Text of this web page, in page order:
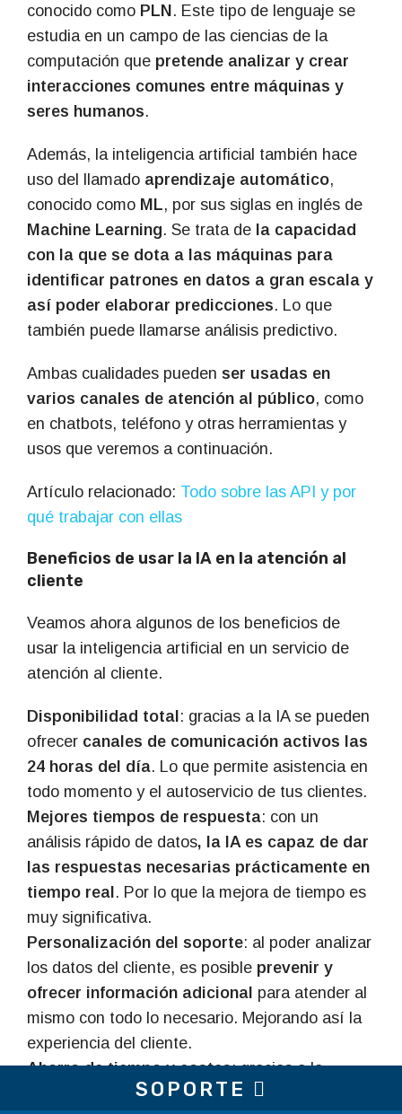
conocido como PLN. Este tipo de lenguaje se
estudia en un campo de las ciencias de la
computación que pretende analizar y crear
interacciones comunes entre máquinas y
seres humanos.
Además, la inteligencia artificial también hace
uso del llamado aprendizaje automático,
conocido como ML, por sus siglas en inglés de
Machine Learning. Se trata de la capacidad
con la que se dota a las máquinas para
identificar patrones en datos a gran escala y
así poder elaborar predicciones. Lo que
también puede llamarse análisis predictivo.
Ambas cualidades pueden ser usadas en
varios canales de atención al público, como
en chatbots, teléfono y otras herramientas y
usos que veremos a continuación.
Artículo relacionado: Todo sobre las API y por
qué trabajar con ellas
Beneficios de usar la IA en la atención al
cliente
Veamos ahora algunos de los beneficios de
usar la inteligencia artificial en un servicio de
atención al cliente.
Disponibilidad total: gracias a la IA se pueden
ofrecer canales de comunicación activos las
24 horas del día. Lo que permite asistencia en
todo momento y el autoservicio de tus clientes.
Mejores tiempos de respuesta: con un
análisis rápido de datos, la IA es capaz de dar
las respuestas necesarias prácticamente en
tiempo real. Por lo que la mejora de tiempo es
muy significativa.
Personalización del soporte: al poder analizar
los datos del cliente, es posible prevenir y
ofrecer información adicional para atender al
mismo con todo lo necesario. Mejorando así la
experiencia del cliente.
Ahorro de tiempo y costes: gracias a la
automatización de tareas repetitivas,
SOPORTE